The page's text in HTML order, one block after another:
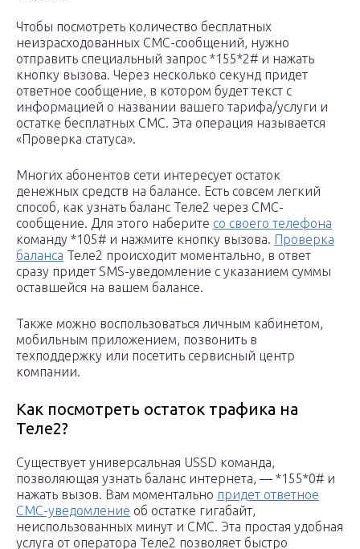
Чтобы посмотреть количество бесплатных
неизрасходованных СМС-сообщений, нужно
отправить специальный запрос *155*2# и нажать
кнопку вызова. Через несколько секунд придет
ответное сообщение, в котором будет текст с
информацией о названии вашего тарифа/услуги и
остатке бесплатных СМС. Эта операция называется
«Проверка статуса».
Многих абонентов сети интересует остаток
денежных средств на балансе. Есть совсем легкий
способ, как узнать баланс Теле2 через СМС-
сообщение. Для этого наберите со своего телефона
команду *105# и нажмите кнопку вызова. Проверка
баланса Теле2 происходит моментально, в ответ
сразу придет SMS-уведомление с указанием суммы
оставшейся на вашем балансе.
Также можно воспользоваться личным кабинетом,
мобильным приложением, позвонить в
техподдержку или посетить сервисный центр
компании.
Как посмотреть остаток трафика на
Теле2?
Существует универсальная USSD команда,
позволяющая узнать баланс интернета, — *155*0# и
нажать вызов. Вам моментально придет ответное
СМС-уведомление об остатке гигабайт,
неиспользованных минут и СМС. Эта простая удобная
услуга от оператора Теле2 позволяет быстро